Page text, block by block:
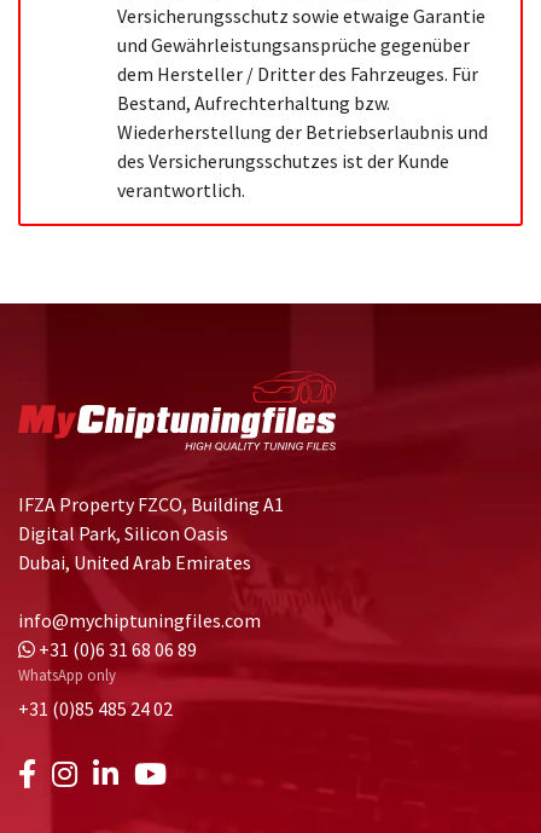
Versicherungsschutz sowie etwaige Garantie
und Gewährleistungsansprüche gegenüber
dem Hersteller / Dritter des Fahrzeuges. Für
Bestand, Aufrechterhaltung bzw.
Wiederherstellung der Betriebserlaubnis und
des Versicherungsschutzes ist der Kunde
verantwortlich.
IFZA Property FZCO, Building A1
Digital Park, Silicon Oasis
Dubai, United Arab Emirates
info@mychiptuningfiles.com
+31 (0)6 31 68 06 89
WhatsApp only
+31 (0)85 485 24 02